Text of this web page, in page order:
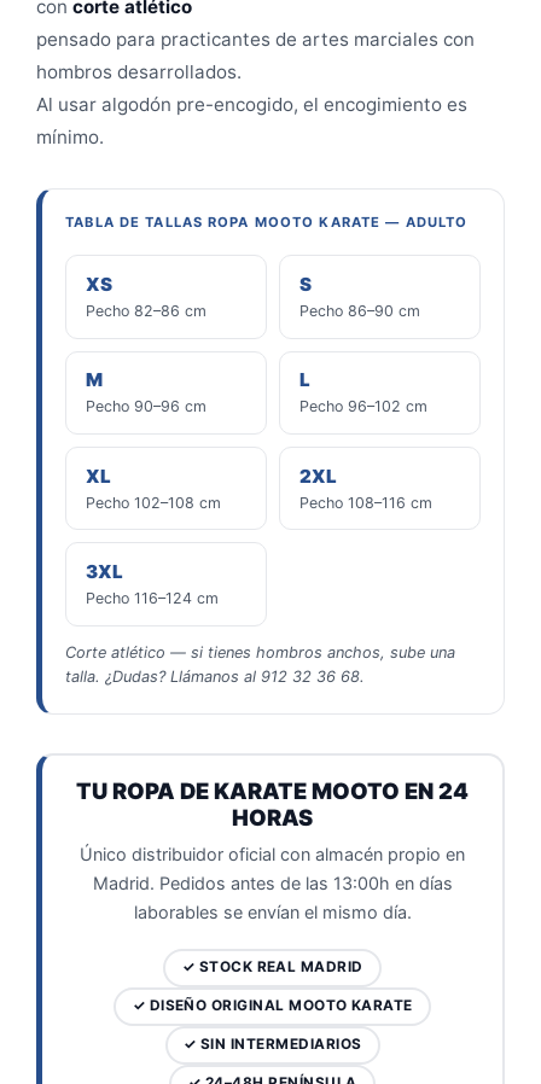
con corte atlético
pensado para practicantes de artes marciales con
hombros desarrollados.
Al usar algodón pre-encogido, el encogimiento es
mínimo.
TABLA DE TALLAS ROPA MOOTO KARATE — ADULTO
XS
Pecho 82–86 cm
S
Pecho 86–90 cm
M
Pecho 90–96 cm
L
Pecho 96–102 cm
XL
Pecho 102–108 cm
2XL
Pecho 108–116 cm
3XL
Pecho 116–124 cm
Corte atlético — si tienes hombros anchos, sube una
talla. ¿Dudas? Llámanos al 912 32 36 68.
TU ROPA DE KARATE MOOTO EN 24
HORAS
Único distribuidor oficial con almacén propio en
Madrid. Pedidos antes de las 13:00h en días
laborables se envían el mismo día.
✓ STOCK REAL MADRID
✓ DISEÑO ORIGINAL MOOTO KARATE
✓ SIN INTERMEDIARIOS